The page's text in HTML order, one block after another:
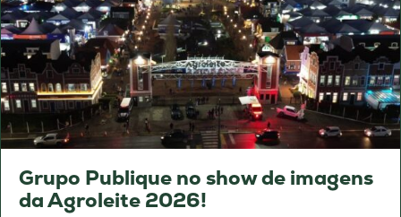
Grupo Publique no show de imagens
da Agroleite 2026!